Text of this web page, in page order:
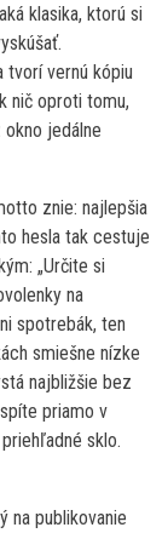
klasika, ktorú si
tvorí vernú kópiu
nič oproti tomu,
jedálne
znie: najlepšia
hesla tak cestuje
„Určite si
na
spotrebák, ten
smiešne nízke
najbližšie bez
priamo v
sklo.
na publikovanie